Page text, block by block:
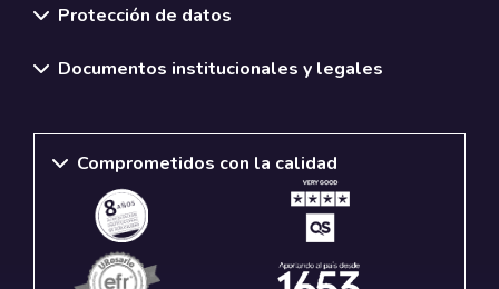
Protección de datos
Documentos institucionales y legales
Comprometidos con la calidad